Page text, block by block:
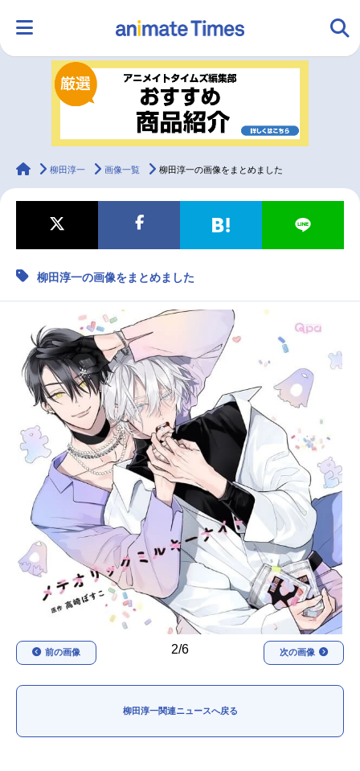
ランキング アニメ
ラジオ みんなの声
マンガ・ラノベ ゲーム・アプリ 音楽 コスプレ
2.5次元 配信・Vtuber
最新記事一覧
アニメ記事一覧 声優記事一覧
アニメ映画一覧 実写化映画一覧
今期アニメ曜日別一覧
春アニメ 夏アニメ
秋アニメ 冬アニメ
男性声優/女性声優一覧
FOLLOW US
animateTimes
柳田淳一 画像一覧 柳田淳一の画像をまとめました
柳田淳一の画像をまとめました
2/6
前の画像 次の画像
柳田淳一関連ニュースへ戻る